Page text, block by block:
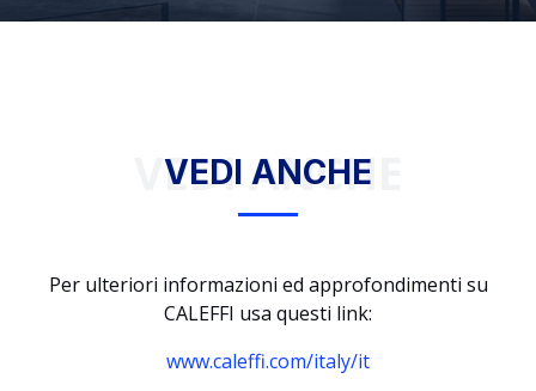
VEDI ANCHE
VEDI ANCHE
Per ulteriori informazioni ed approfondimenti su
CALEFFI usa questi link:
www.caleffi.com/italy/it